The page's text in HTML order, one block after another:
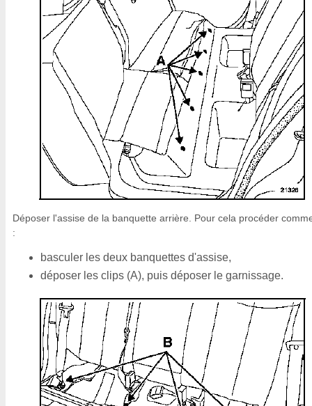
Déposer l'assise de la banquette arrière. Pour cela procéder
:
basculer les deux banquettes d'assise,
déposer les clips (A), puis déposer le garnissage.